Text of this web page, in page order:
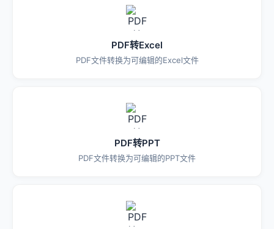
PDF转Excel
PDF文件转换为可编辑的Excel文件
PDF转PPT
PDF文件转换为可编辑的PPT文件